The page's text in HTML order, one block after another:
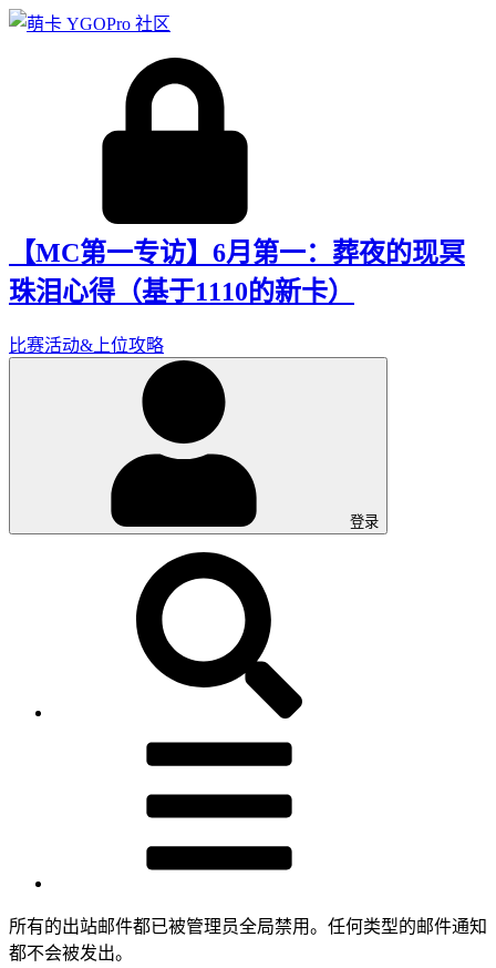
【MC第一专访】6月第一：葬夜的现冥
珠泪心得（基于1110的新卡）
比赛活动&上位攻略
登录
所有的出站邮件都已被管理员全局禁用。任何类型的邮件通知
都不会被发出。